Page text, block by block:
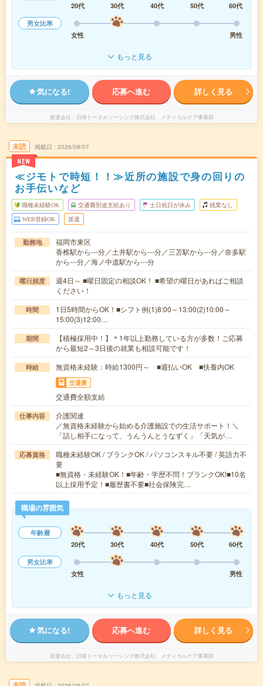
20代
30代 40代 50代
60代
男女比率
女性
男性
もっと見る
気になる! 応募へ進む 詳しく見る
派遣会社 日研トータルソーシング株式会社 メディカルケア事業部
未読
NEW
掲載日 2026/08/07
≪ジモトで時短！！≫近所の施設で身の回りの
お手伝いなど
職種未経験OK 交通費別途支給あり 土日祝日が休み 残業なし
WEB登録OK 派遣
勤務地
福岡市東区
香椎駅から---分／土井駅から---分／三苫駅から---分／奈多駅
から---分／海ノ中道駅から---分
曜日頻度
週4日～ ■曜日固定の相談OK！ ■希望の曜日があればご相談
ください！
時間
1日5時間からOK！■シフト例(1)8:00～13:00(2)10:00～
15:00(3)12:00…
期間
【積極採用中！】＊1年以上勤務している方が多数！ご応募
から最短2～3日後の就業も相談可能です！
時給 無資格未経験：時給1300円～ ■週払いOK ■扶養内OK
交通費
交通費全額支給
仕事内容
介護関連
／無資格未経験から始める介護施設での生活サポート！＼
「話し相手になって、うんうんとうなずく」「天気が…
応募資格
職種未経験OK / ブランクOK / パソコンスキル不要 / 英語力不
要
■無資格・未経験OK！■年齢・学歴不問！ブランクOK!■10名
以上採用予定！■履歴書不要■社会保険完…
職場の雰囲気
年齢層
20代
30代 40代 50代
60代
男女比率
女性
男性
もっと見る
気になる! 応募へ進む 詳しく見る
派遣会社 日研トータルソーシング株式会社 メディカルケア事業部